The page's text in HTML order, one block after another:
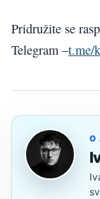
Pridružite se
Telegram –t.me/
O